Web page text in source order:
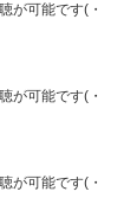
が可能です(・
が可能です(・
が可能です(・